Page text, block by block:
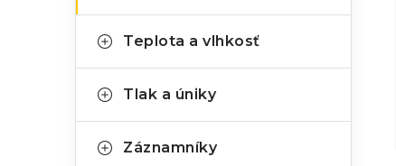
Teplota a vlhkosť
Tlak a úniky
Záznamníky